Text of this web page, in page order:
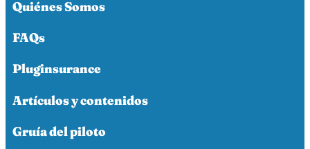
Quiénes Somos
FAQs
Pluginsurance
Artículos y contenidos
Gruía del piloto